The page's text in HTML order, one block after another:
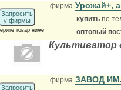
Запросить
у фирмы
товар ниже
фирма Урожай+,
купить по
оптовый
Культиватор
Запросить
фирма ЗАВОД